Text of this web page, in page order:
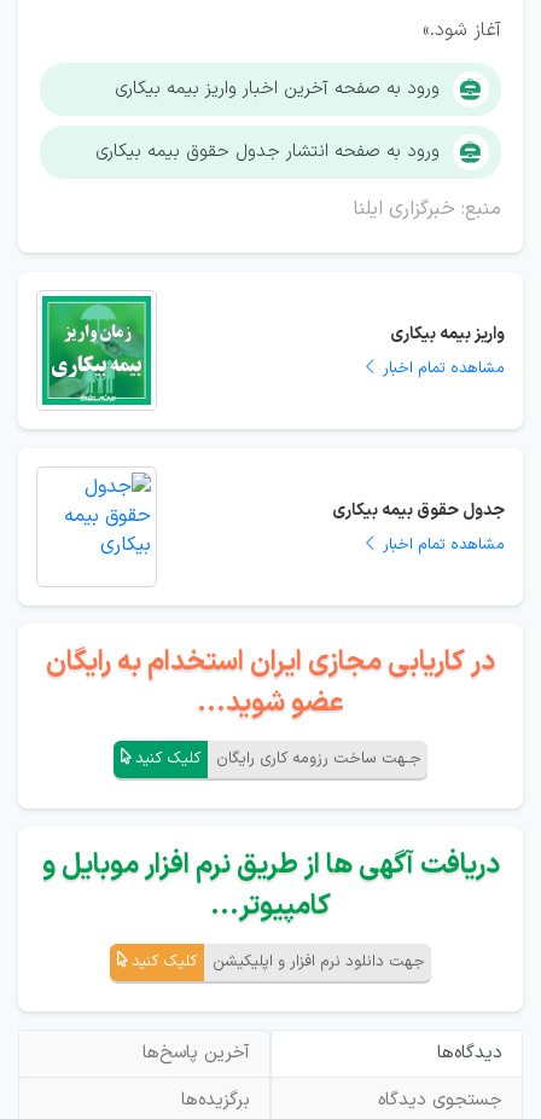
آغاز شود.»
ورود به صفحه آخرین اخبار واریز بیمه بیکاری
ورود به صفحه انتشار جدول حقوق بیمه بیکاری
منبع: خبرگزاری ایلنا
واریز بیمه بیکاری
مشاهده تمام اخبار
جدول حقوق بیمه بیکاری
مشاهده تمام اخبار
در کاریابی مجازی ایران استخدام به رایگان
عضو شوید...
جـهت ساخت رزومه کاری رایگان کلیک کنید
دریافت آگهی ها از طریق نرم افزار موبایل و
کامپیوتر...
جهت دانلود نرم افزار و اپلیکیشن کلیک کنید
دیدگاه‌ها
آخرین پاسخ‌ها
جستجوی دیدگاه
برگزیده‌ها